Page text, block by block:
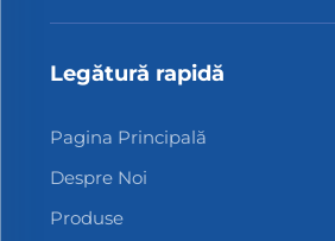
Legătură rapidă
Pagina Principală
Despre Noi
Produse